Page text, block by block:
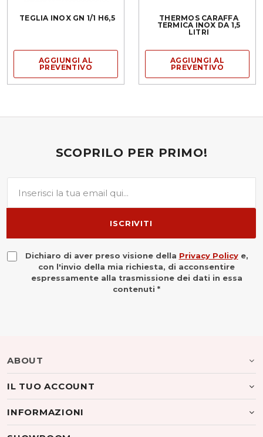
TEGLIA INOX GN 1/1 H6,5
AGGIUNGI AL
PREVENTIVO
THERMOS CARAFFA
TERMICA INOX DA 1,5
LITRI
AGGIUNGI AL
PREVENTIVO
SCOPRILO PER PRIMO!
ISCRIVITI
Dichiaro di aver preso visione della Privacy Policye,
con l'invio della mia richiesta, di acconsentire
espressamente alla trasmissione dei dati in essa
contenuti *
ABOUT
IL TUO ACCOUNT
INFORMAZIONI